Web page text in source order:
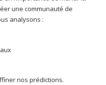
une communauté de
analysons :
nos prédictions.